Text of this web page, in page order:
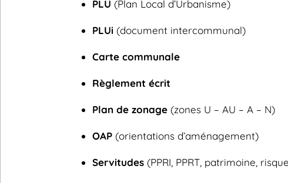
PLU (Plan Local d’Urbanisme)
PLUi (document intercommunal)
Carte communale
Règlement écrit
Plan de zonage (zones U – AU – A – N)
OAP (orientations d’aménagement)
Servitudes (PPRI, PPRT, patrimoine,